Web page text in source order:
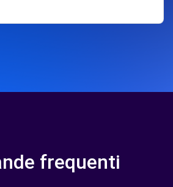
frequenti